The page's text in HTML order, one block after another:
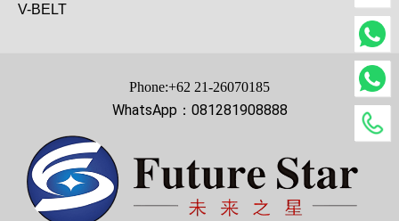
V-BELT
Phone:+62 21-26070185
WhatsApp：081281908888